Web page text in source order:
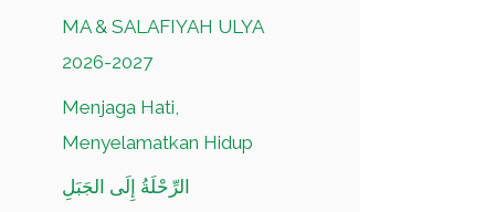
MA & SALAFIYAH ULYA
2026-2027
Menjaga Hati,
Menyelamatkan Hidup
الرِّحْلَةُ إِلَى الجَبَلِ